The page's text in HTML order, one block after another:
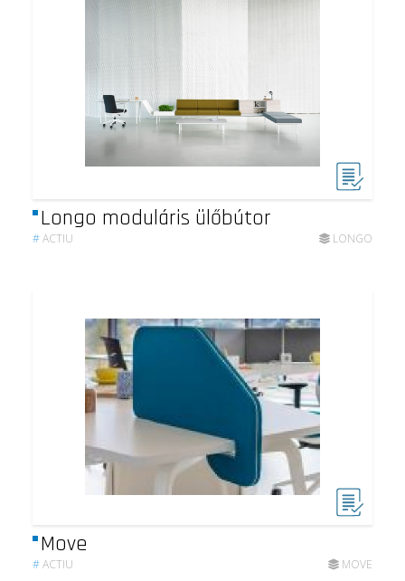
Longo moduláris ülőbútor
#ACTIU LONGO
Move
#ACTIU MOVE